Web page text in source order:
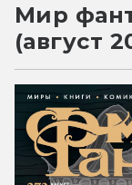
Мир
(август